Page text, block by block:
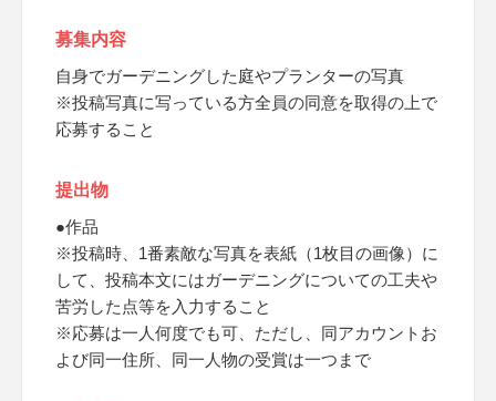
募集内容
自身でガーデニングした庭やプランターの写真
※投稿写真に写っている方全員の同意を取得の上で
応募すること
提出物
●作品
※投稿時、1番素敵な写真を表紙（1枚目の画像）に
して、投稿本文にはガーデニングについての工夫や
苦労した点等を入力すること
※応募は一人何度でも可、ただし、同アカウントお
よび同一住所、同一人物の受賞は一つまで